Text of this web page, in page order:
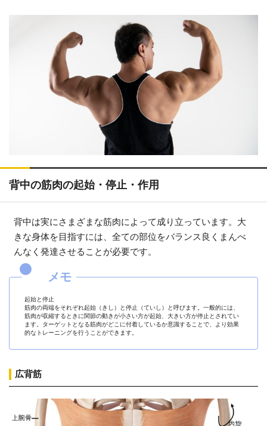
背中の筋肉の起始・停止・作用
背中は実にさまざまな筋肉によって成り立っています。大
きな身体を目指すには、全ての部位をバランス良くまんべ
んなく発達させることが必要です。
起始と停止
筋肉の両端をそれぞれ起始（きし）と停止（ていし）と呼びます。一般的には、
筋肉が収縮するときに関節の動きが小さい方が起始、大きい方が停止とされてい
ます。ターゲットとなる筋肉がどこに付着しているか意識することで、より効果
的なトレーニングを行うことができます。
広背筋